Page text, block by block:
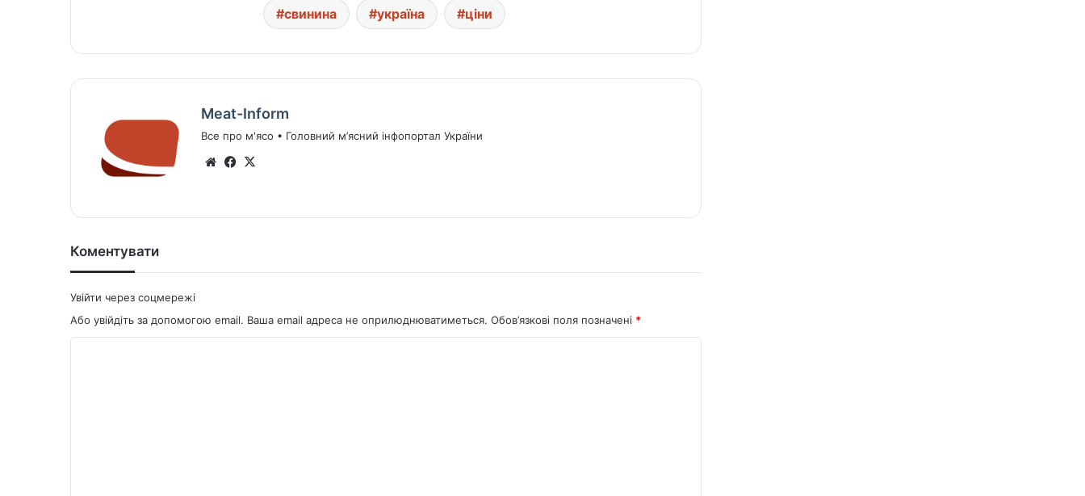
свинина україна ціни
Meat-Inform
Все про м'ясо • Головний м’ясний інфопортал України
We Fa
ok
Коментувати
Увійти через соцмережі
Або увійдіть за допомогою email. Ваша email адреса не оприлюднюватиметься. Обов’язкові поля позначені *